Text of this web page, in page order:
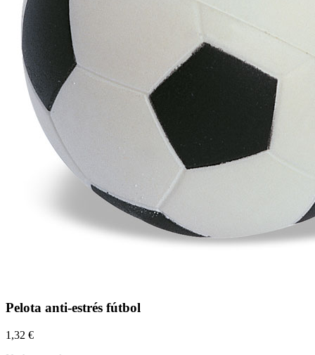
Pelota anti-estrés fútbol
1,32 €